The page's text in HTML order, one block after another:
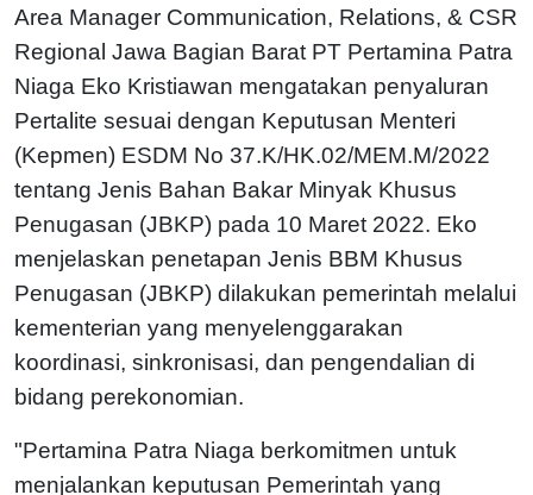
Area Manager Communication, Relations, & CSR
Regional Jawa Bagian Barat PT Pertamina Patra
Niaga Eko Kristiawan mengatakan penyaluran
Pertalite sesuai dengan Keputusan Menteri
(Kepmen) ESDM No 37.K/HK.02/MEM.M/2022
tentang Jenis Bahan Bakar Minyak Khusus
Penugasan (JBKP) pada 10 Maret 2022. Eko
menjelaskan penetapan Jenis BBM Khusus
Penugasan (JBKP) dilakukan pemerintah melalui
kementerian yang menyelenggarakan
koordinasi, sinkronisasi, dan pengendalian di
bidang perekonomian.
"Pertamina Patra Niaga berkomitmen untuk
menjalankan keputusan Pemerintah yang